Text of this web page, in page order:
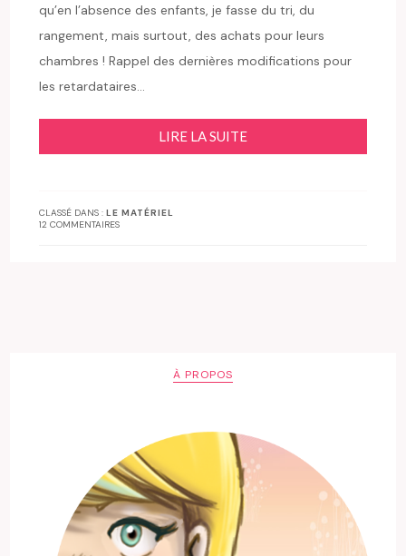
qu’en l’absence des enfants, je fasse du tri, du
rangement, mais surtout, des achats pour leurs
chambres ! Rappel des dernières modifications pour
les retardataires…
LIRE LA SUITE
CLASSÉ DANS :LE MATÉRIEL
12 COMMENTAIRES
À PROPOS